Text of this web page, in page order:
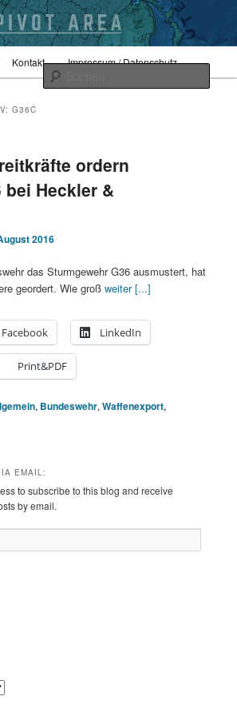
Kontakt Impressum / Datenschutz
G36C
ordern
bei Heckler &
2016
das Sturmgewehr G36 ausmustert, hat
geordert. Wie großweiter [...]
Facebook LinkedIn
Print&PDF
, Bundeswehr,Waffenexport,
EMAIL:
to subscribe to this blog and receive
by email.